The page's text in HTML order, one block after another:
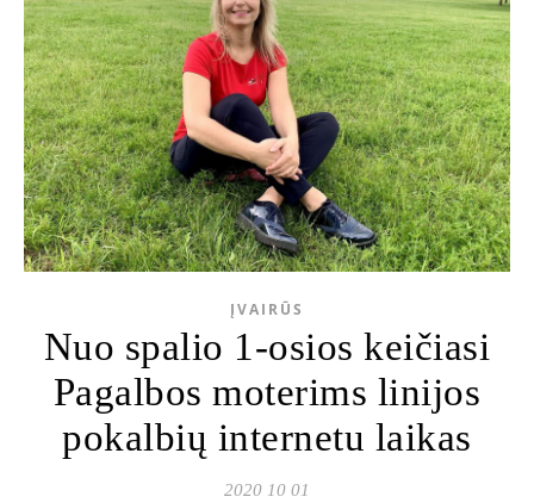
ĮVAIRŪS
Nuo spalio 1-osios keičiasi
Pagalbos moterims linijos
pokalbių internetu laikas
2020 10 01